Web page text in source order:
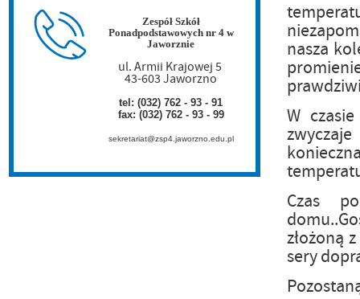
Zespół Szkół
Ponadpodstawowych nr 4 w
Jaworznie
ul. Armii Krajowej 5
43-603 Jaworzno
tel: (032) 762 - 93 - 91
fax: (032) 762 - 93 - 99
sekretariat@zsp4.jaworzno.edu.pl
nasza
W
Czas
złożoną
sery